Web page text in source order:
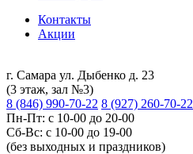
Контакты
Акции
г. Самара ул. Дыбенко д. 23
(3 этаж, зал №3)
8 (846) 990-70-22 8 (927) 260-70-22
Пн-Пт: с 10-00 до 20-00
Сб-Вс: с 10-00 до 19-00
(без выходных и праздников)